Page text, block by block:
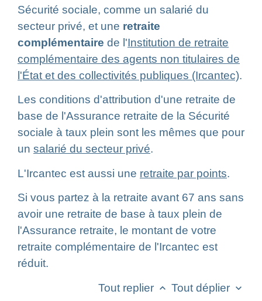
Sécurité sociale, comme un salarié du
secteur privé, et une retraite
complémentaire de l'Institution de retraite
complémentaire des agents non titulaires de
l'État et des collectivités publiques (Ircantec).
Les conditions d'attribution d'une retraite de
base de l'Assurance retraite de la Sécurité
sociale à taux plein sont les mêmes que pour
un salarié du secteur privé.
L'Ircantec est aussi une retraite par points.
Si vous partez à la retraite avant 67 ans sans
avoir une retraite de base à taux plein de
l'Assurance retraite, le montant de votre
retraite complémentaire de l'Ircantec est
réduit.
Tout replier keyboard_arrow_up Tout déplier keyboard_arrow_down